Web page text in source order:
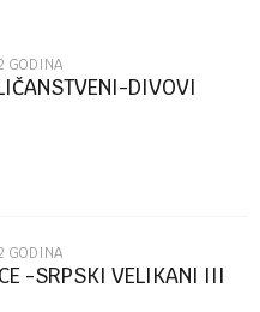
GODINA
DIVOVI
GODINA
-SRPSKI VELIKANI III